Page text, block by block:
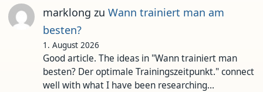
marklong zu Wann trainiert man am
besten?
1. August 2026
Good article. The ideas in "Wann trainiert man
besten? Der optimale Trainingszeitpunkt." connect
well with what I have been researching…